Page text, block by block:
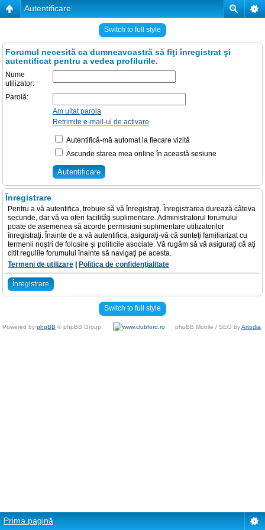
Autentificare
Switch to full style
Forumul necesită ca dumneavoastră să fiţi înregistrat şi
autentificat pentru a vedea profilurile.
Nume
utilizator:
Parolă:
Am uitat parola
Retrimite e-mail-ul de activare
Autentifică-mă automat la fiecare vizită
Ascunde starea mea online în această sesiune
Înregistrare
Pentru a vă autentifica, trebuie să vă înregistraţi. Înregistrarea durează câteva
secunde, dar vă va oferi facilităţi suplimentare. Administratorul forumului
poate de asemenea să acorde permisiuni suplimentare utilizatorilor
înregistraţi. Înainte de a vă autentifica, asiguraţi-vă că sunteţi familiarizat cu
termenii noştri de folosire şi politicile asociate. Vă rugăm să vă asiguraţi că aţi
citit regulile forumului înainte să navigaţi pe acesta.
Termeni de utilizare
Politica de confidenţialitate
Înregistrare
Switch to full style
Powered by phpBB © phpBB Group. phpBB Mobile / SEO byArtodia
Prima pagină